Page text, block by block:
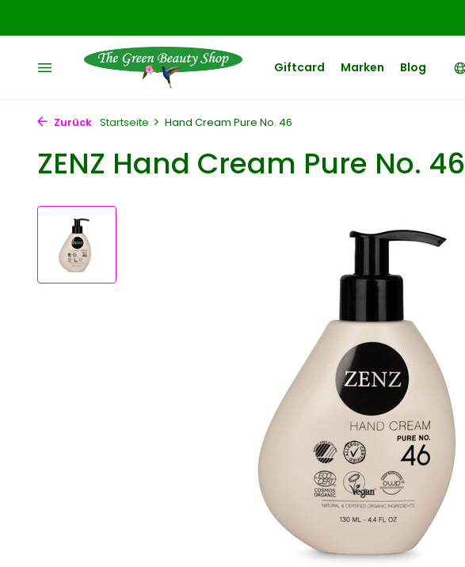
Giftcard Marken Blog
Zurück Startseite Hand Cream Pure No. 46
ZENZ Hand Cream Pure No. 46